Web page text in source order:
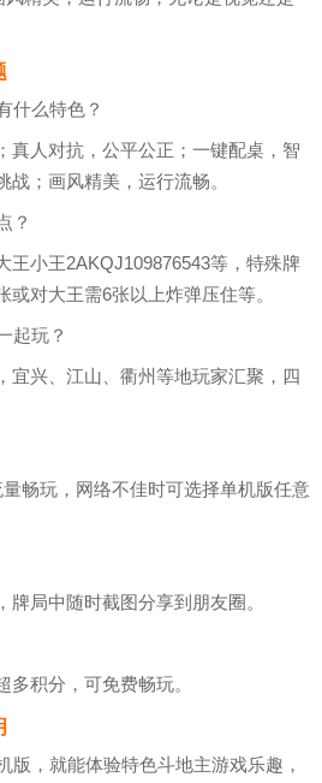
什么特色？
真人对抗，公平公正；一键配桌，智
；画风精美，运行流畅。
？
王小王2AKQJ109876543等，特殊牌
对大王需6张以上炸弹压住等。
起玩？
宜兴、江山、衢州等地玩家汇聚，四
畅玩，网络不佳时可选择单机版任意
局中随时截图分享到朋友圈。
积分，可免费畅玩。
版，就能体验特色斗地主游戏乐趣，